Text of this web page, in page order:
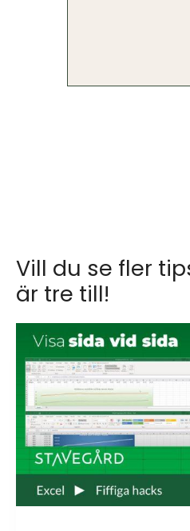
Vill du se fler
är tre till!